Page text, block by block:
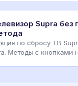
Supra без
по сбросу ТВ
Методы с кнопками